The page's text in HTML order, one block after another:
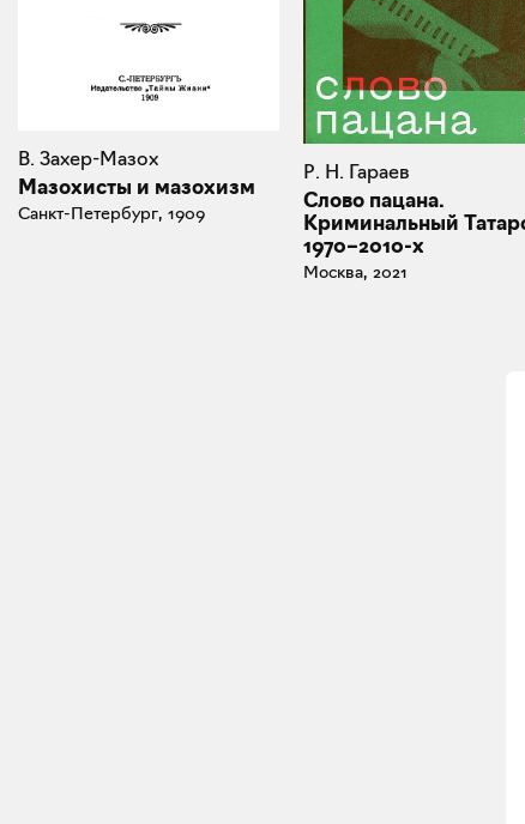
В. Захер-Мазох
Мазохисты и мазохизм
Санкт-Петербург, 1909
Р. Н. Гараев
Слово пацана.
Криминальный
1970–2010-х
Москва, 2021